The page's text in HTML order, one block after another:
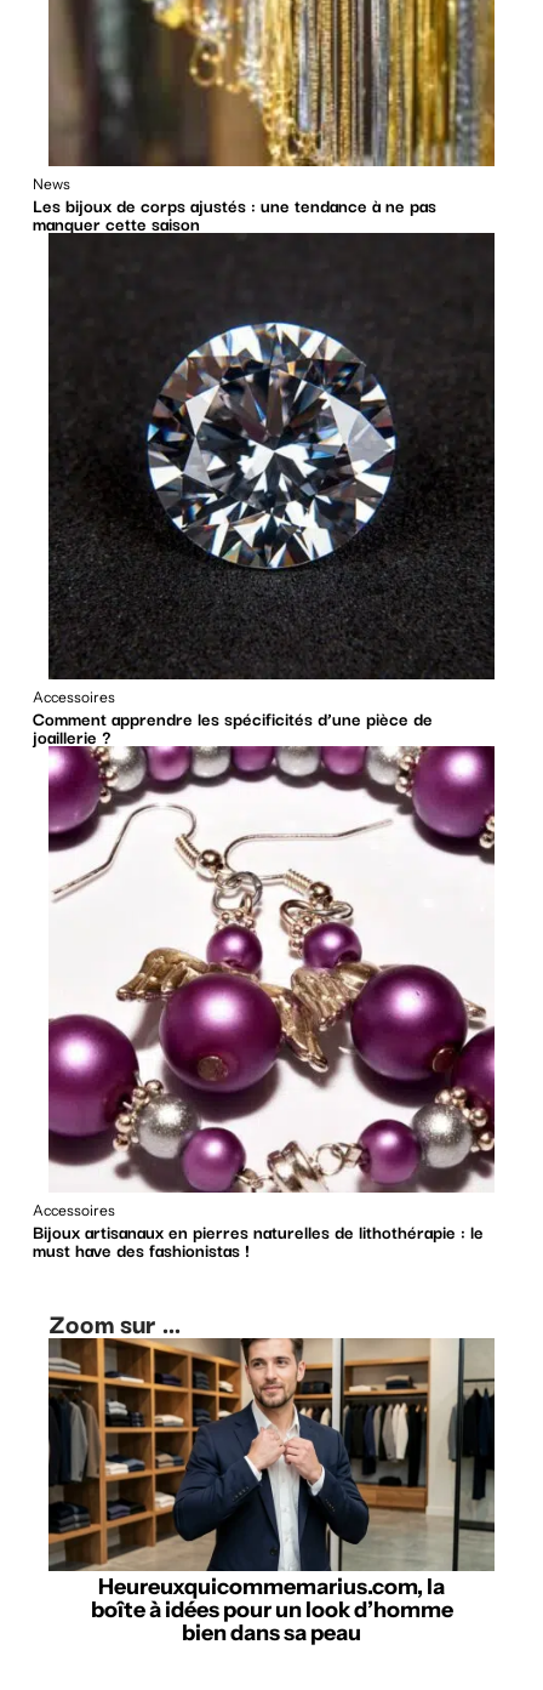
News
Les bijoux de corps ajustés : une tendance à ne pas
manquer cette saison
Accessoires
Comment apprendre les spécificités d’une pièce de
joaillerie ?
Accessoires
Bijoux artisanaux en pierres naturelles de lithothérapie : le
must have des fashionistas !
Zoom sur ...
Heureuxquicommemarius.com, la
boîte à idées pour un look d’homme
bien dans sa peau